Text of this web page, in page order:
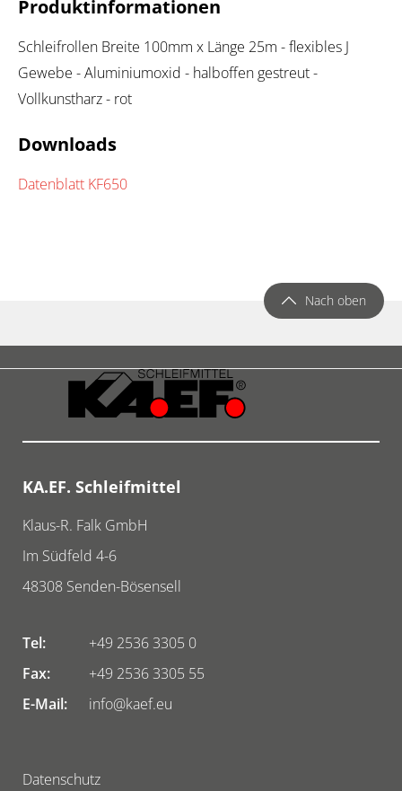
Produktinformationen
Schleifrollen Breite 100mm x Länge 25m - flexibles J
Gewebe - Aluminiumoxid - halboffen gestreut -
Vollkunstharz - rot
Downloads
Datenblatt KF650
Nach oben
KA.EF. Schleifmittel
Klaus-R. Falk GmbH
Im Südfeld 4-6
48308 Senden-Bösensell
Tel:
+49 2536 3305 0
Fax:
+49 2536 3305 55
E-Mail:
info@kaef.eu
Datenschutz